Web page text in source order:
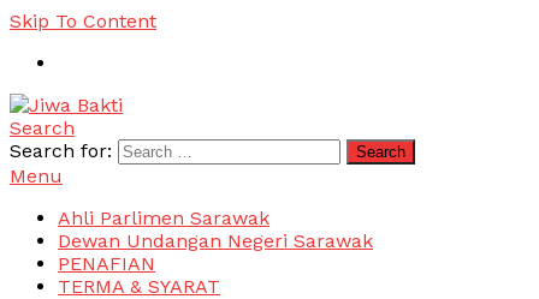
Skip To Content
Jiwa Bakti
Suara PBB Sarawak
Search
Search for:
Menu
Ahli Parlimen Sarawak
Dewan Undangan Negeri Sarawak
PENAFIAN
TERMA & SYARAT